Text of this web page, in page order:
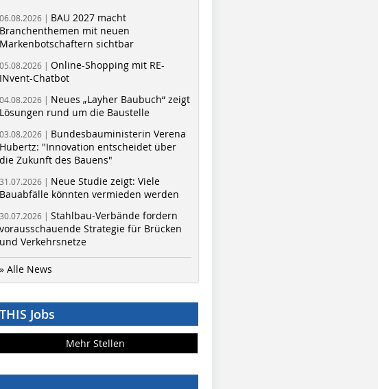
06.08.2026 | BAU 2027 macht
Branchenthemen mit neuen
Markenbotschaftern sichtbar
05.08.2026 | Online-Shopping mit RE-
INvent-Chatbot
04.08.2026 | Neues „Layher Baubuch“ zeigt
Lösungen rund um die Baustelle
03.08.2026 | Bundesbauministerin Verena
Hubertz: "Innovation entscheidet über
die Zukunft des Bauens"
31.07.2026 | Neue Studie zeigt: Viele
Bauabfälle könnten vermieden werden
30.07.2026 | Stahlbau-Verbände fordern
vorausschauende Strategie für Brücken
und Verkehrsnetze
» Alle News
THIS Jobs
Mehr Stellen